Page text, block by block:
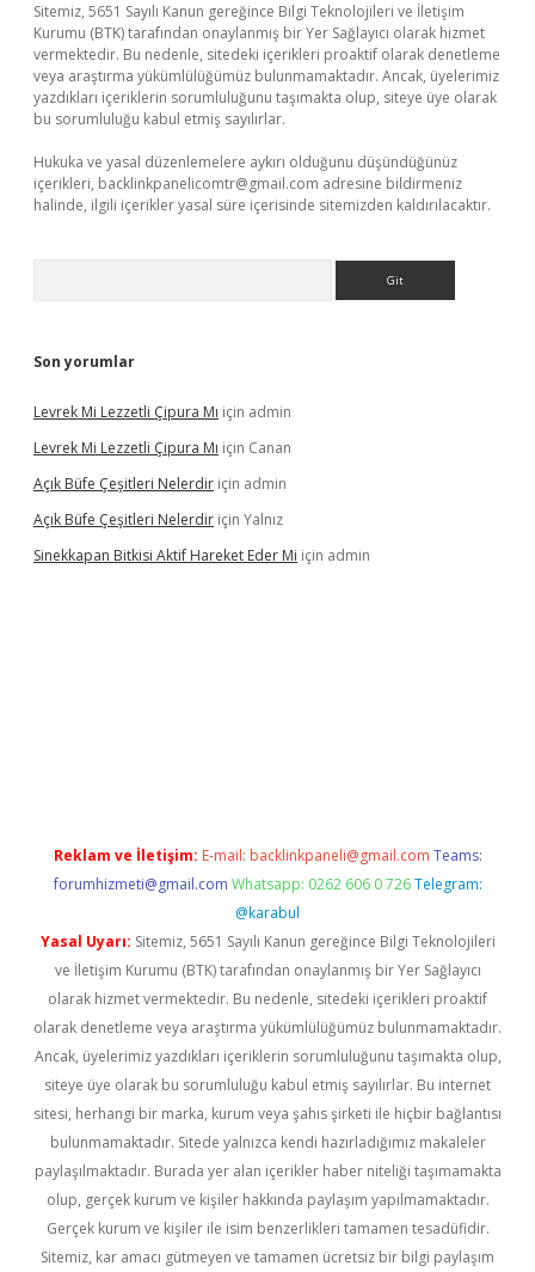
Sitemiz, 5651 Sayılı Kanun gereğince Bilgi Teknolojileri ve İletişim
Kurumu (BTK) tarafından onaylanmış bir Yer Sağlayıcı olarak hizmet
vermektedir. Bu nedenle, sitedeki içerikleri proaktif olarak denetleme
veya araştırma yükümlülüğümüz bulunmamaktadır. Ancak, üyelerimiz
yazdıkları içeriklerin sorumluluğunu taşımakta olup, siteye üye olarak
bu sorumluluğu kabul etmiş sayılırlar.
Hukuka ve yasal düzenlemelere aykırı olduğunu düşündüğünüz
içerikleri, backlinkpanelicomtr@gmail.com adresine bildirmeniz
halinde, ilgili içerikler yasal süre içerisinde sitemizden kaldırılacaktır.
Son yorumlar
Levrek Mi Lezzetli Çipura Mı için admin
Levrek Mi Lezzetli Çipura Mı için Canan
Açık Büfe Çeşitleri Nelerdir için admin
Açık Büfe Çeşitleri Nelerdir için Yalnız
Sinekkapan Bitkisi Aktif Hareket Eder Mi için admin
Reklam ve İletişim: E-mail: backlinkpaneli@gmail.com Teams:
forumhizmeti@gmail.com Whatsapp: 0262 606 0 726 Telegram:
@karabul
Yasal Uyarı: Sitemiz, 5651 Sayılı Kanun gereğince Bilgi Teknolojileri
ve İletişim Kurumu (BTK) tarafından onaylanmış bir Yer Sağlayıcı
olarak hizmet vermektedir. Bu nedenle, sitedeki içerikleri proaktif
olarak denetleme veya araştırma yükümlülüğümüz bulunmamaktadır.
Ancak, üyelerimiz yazdıkları içeriklerin sorumluluğunu taşımakta olup,
siteye üye olarak bu sorumluluğu kabul etmiş sayılırlar. Bu internet
sitesi, herhangi bir marka, kurum veya şahıs şirketi ile hiçbir bağlantısı
bulunmamaktadır. Sitede yalnızca kendi hazırladığımız makaleler
paylaşılmaktadır. Burada yer alan içerikler haber niteliği taşımamakta
olup, gerçek kurum ve kişiler hakkında paylaşım yapılmamaktadır.
Gerçek kurum ve kişiler ile isim benzerlikleri tamamen tesadüfidir.
Sitemiz, kar amacı gütmeyen ve tamamen ücretsiz bir bilgi paylaşım